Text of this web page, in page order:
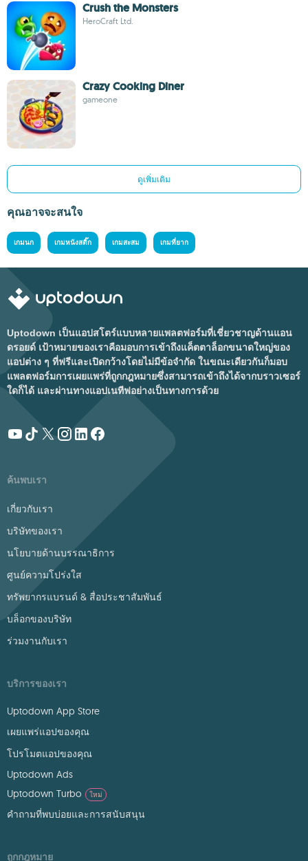
Crush the Monsters
HeroCraft Ltd.
Crazy Cooking Diner
gameone
ดูเพิ่มเติม
คุณอาจจะสนใจ
เกมนก เกมหนังสติ๊ก เกมสะสม เกมที่ยาก
Uptodown เป็นแอปสโตร์แบบหลายแพลตฟอร์มที่เชี่ยวชาญด้านแอน
ดรอยด์ เป้าหมายของเราคือมอบการเข้าถึงแค็ตตาล็อกขนาดใหญ่ของ
แอปต่าง ๆ ที่ฟรีและเปิดกว้างโดยไม่มีข้อจำกัด ในขณะเดียวกันก็มอบ
แพลตฟอร์มการเผยแพร่ที่ถูกกฎหมายซึ่งสามารถเข้าถึงได้จากบราวเซอร์
ใดก็ได้ และผ่านทางแอปเนทีฟอย่างเป็นทางการด้วย
ค้นพบเรา
เกี่ยวกับเรา
บริษัทของเรา
นโยบายด้านบรรณาธิการ
ศูนย์ความโปร่งใส
ทรัพยากรแบรนด์ & สื่อประชาสัมพันธ์
บล็อกของบริษัท
ร่วมงานกับเรา
บริการของเรา
Uptodown App Store
เผยแพร่แอปของคุณ
โปรโมตแอปของคุณ
Uptodown Ads
Uptodown Turbo
ใหม่
คำถามที่พบบ่อยและการสนับสนุน
ถูกกฎหมาย